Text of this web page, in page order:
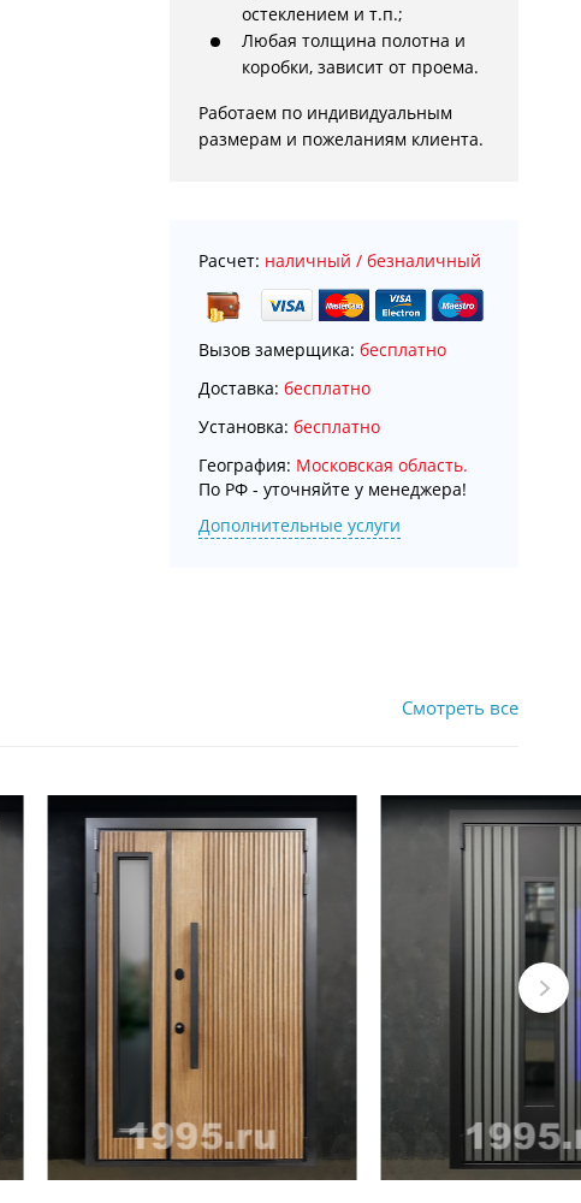
остеклением и т.п.;
Любая толщина полотна и
коробки, зависит от проема.
Работаем по индивидуальным
размерам и пожеланиям клиента.
Расчет: наличный / безналичный
Вызов замерщика: бесплатно
Доставка: бесплатно
Установка: бесплатно
География: Московская область.
По РФ - уточняйте у менеджера!
Дополнительные услуги
Смотреть все